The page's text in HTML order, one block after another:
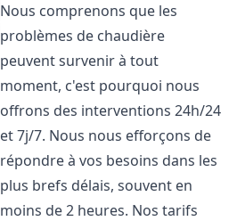
Nous comprenons que les
problèmes de chaudière
peuvent survenir à tout
moment, c'est pourquoi nous
offrons des interventions 24h/24
et 7j/7. Nous nous efforçons de
répondre à vos besoins dans les
plus brefs délais, souvent en
moins de 2 heures. Nos tarifs